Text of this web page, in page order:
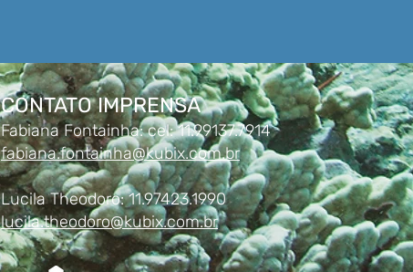
CONTATO IMPRENSA​
Fabiana Fontainha: cel: 11.99137.7914
fabiana.fontainha@kubix.com.br
Lucila Theodoro: 11.97423.1990
lucila.theodoro@kubix.com.br